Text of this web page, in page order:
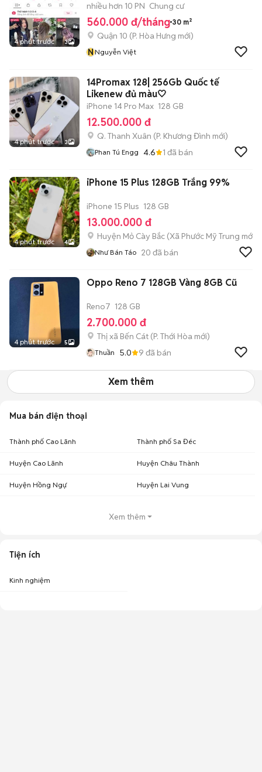
4 phút trước 3
nhiều hơn 10 PN Chung cư
560.000 đ/tháng 30 m²
Quận 10 (P. Hòa Hưng mới)
NNguyễn Việt
4 phút trước 3
14Promax 128| 256Gb Quốc tế
Likenew đủ màu🤍
iPhone 14 Pro Max 128 GB
12.500.000 đ
Q. Thanh Xuân (P. Khương Đình mới)
Phan Tú Engg 4.6 1 đã bán
4 phút trước 4
iPhone 15 Plus 128GB Trắng 99%
iPhone 15 Plus 128 GB
13.000.000 đ
Huyện Mỏ Cày Bắc (Xã Phước Mỹ Trung mới)
Như Bán Táo 20 đã bán
4 phút trước 5
Oppo Reno 7 128GB Vàng 8GB Cũ
Reno7 128 GB
2.700.000 đ
Thị xã Bến Cát (P. Thới Hòa mới)
Thuần 5.0 9 đã bán
Xem thêm
Mua bán điện thoại
Thành phố Cao Lãnh Thành phố Sa Đéc
Huyện Cao Lãnh Huyện Châu Thành
Huyện Hồng Ngự Huyện Lai Vung
Xem thêm
Tiện ích
Kinh nghiệm